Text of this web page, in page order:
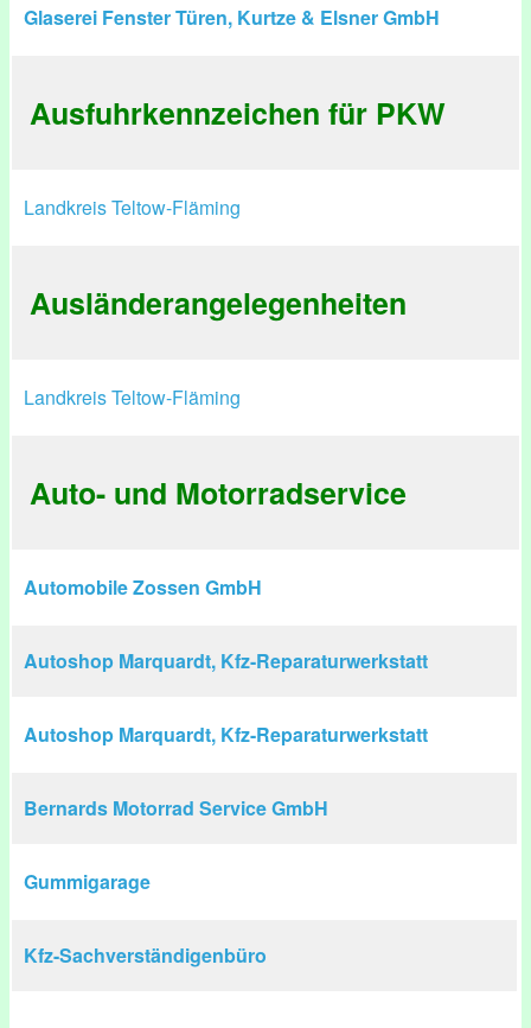
Glaserei Fenster Türen, Kurtze & Elsner GmbH
Ausfuhrkennzeichen für PKW
Landkreis Teltow-Fläming
Ausländerangelegenheiten
Landkreis Teltow-Fläming
Auto- und Motorradservice
Automobile Zossen GmbH
Autoshop Marquardt, Kfz-Reparaturwerkstatt
Autoshop Marquardt, Kfz-Reparaturwerkstatt
Bernards Motorrad Service GmbH
Gummigarage
Kfz-Sachverständigenbüro